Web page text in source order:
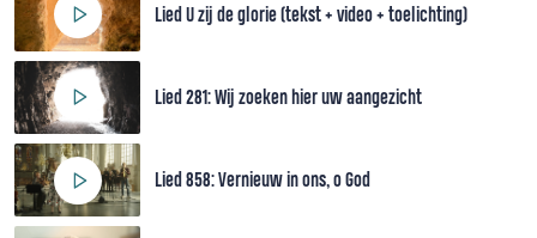
Lied U zij de glorie (tekst + video + toelichting)
Lied 281: Wij zoeken hier uw aangezicht
Lied 858: Vernieuw in ons, o God